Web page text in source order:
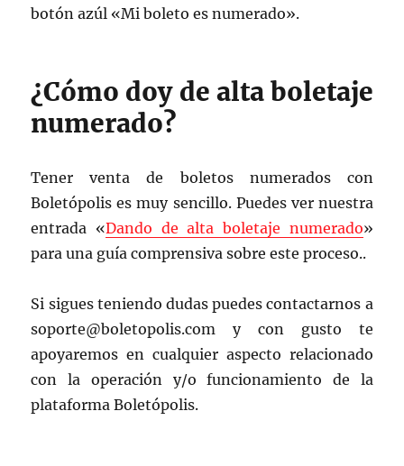
botón azúl «Mi boleto es numerado».
¿Cómo doy de alta boletaje
numerado?
Tener venta de boletos numerados con
Boletópolis es muy sencillo. Puedes ver nuestra
entrada «Dando de alta boletaje numerado»
para una guía comprensiva sobre este proceso..
Si sigues teniendo dudas puedes contactarnos a
soporte@boletopolis.com y con gusto te
apoyaremos en cualquier aspecto relacionado
con la operación y/o funcionamiento de la
plataforma Boletópolis.